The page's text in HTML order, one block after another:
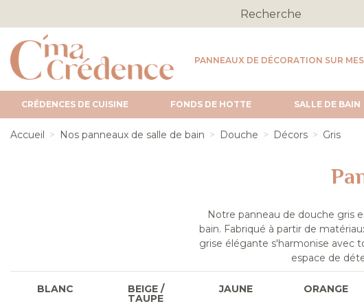
PANNEAUX DE DÉCORATION SUR
CRÉDENCES DE CUISINE FONDS DE HOTTE SALLE DE BAIN
Accueil Nos panneaux de salle de bain Douche Décors Gris
Notre panneau de douche gris
bain. Fabriqué à partir de
grise élégante s'harmonise avec
espace de
BLANC BEIGE /
TAUPE
JAUNE ORANGE